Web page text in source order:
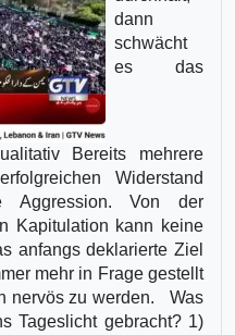
dann
schwächt
es das
Bereits mehrere
Widerstand
Aggression. Von der
Kapitulation kann keine
anfangs deklarierte Ziel
mehr in Frage gestellt
nervös zu werden. Was
Tageslicht gebracht? 1)